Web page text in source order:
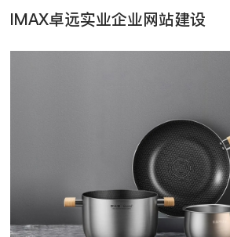
IMAX卓远实业企业网站建设